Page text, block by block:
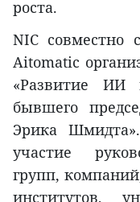
роста.
NIC совместно
Aitomatic
«Развитие ИИ
бывшего
Эрика
участие
групп,
институтов,